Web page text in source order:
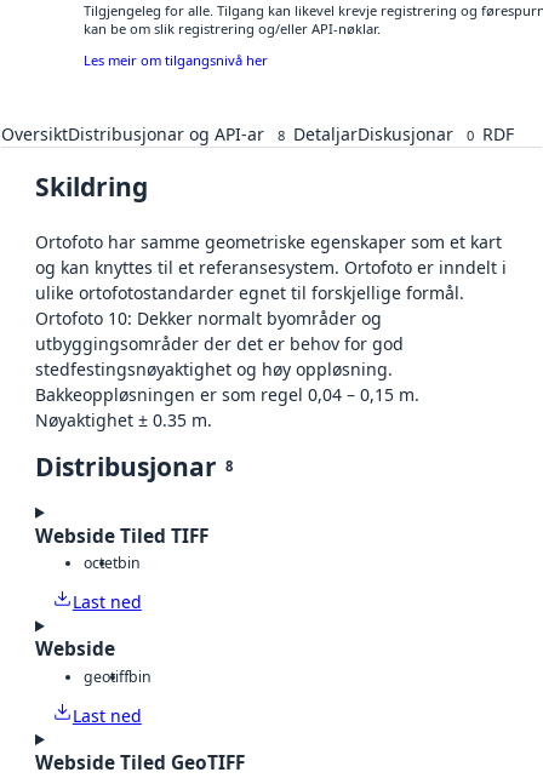
Tilgjengeleg for alle. Tilgang kan likevel krevje registrering og
kan be om slik registrering og/eller API-nøklar.
Les meir om tilgangsnivå her
OversiktDistribusjonar og API-ar 8 DetaljarDiskusjonar 0 RDF
Skildring
Ortofoto har samme geometriske egenskaper som et kart
og kan knyttes til et referansesystem. Ortofoto er inndelt i
ulike ortofotostandarder egnet til forskjellige formål.
Ortofoto 10: Dekker normalt byområder og
utbyggingsområder der det er behov for god
stedfestingsnøyaktighet og høy oppløsning.
Bakkeoppløsningen er som regel 0,04 – 0,15 m.
Nøyaktighet ± 0.35 m.
Distribusjonar 8
Webside Tiled TIFF
octetbin
Last ned
Webside
geotiffbin
Last ned
Webside Tiled GeoTIFF